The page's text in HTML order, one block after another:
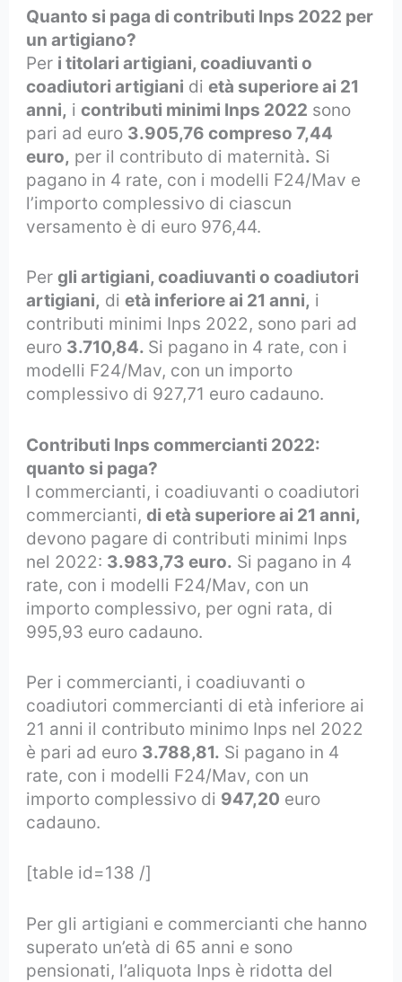
Quanto si paga di contributi Inps 2022 per
un artigiano?
Per i titolari artigiani, coadiuvanti o
coadiutori artigiani dietà superiore ai 21
anni, icontributi minimi Inps 2022 sono
pari ad euro 3.905,76 compreso 7,44
euro, per il contributo di maternità. Si
pagano in 4 rate, con i modelli F24/Mav e
l’importo complessivo di ciascun
versamento è di euro 976,44.
Pergli artigiani, coadiuvanti o coadiutori
artigiani, dietà inferiore ai 21 anni, i
contributi minimi Inps 2022, sono pari ad
euro 3.710,84. Si pagano in 4 rate, con i
modelli F24/Mav, con un importo
complessivo di 927,71 euro cadauno.
Contributi Inps commercianti 2022:
quanto si paga?
I commercianti, i coadiuvanti o coadiutori
commercianti,di età superiore ai 21 anni,
devono pagare di contributi minimi Inps
nel 2022: 3.983,73 euro. Si pagano in 4
rate, con i modelli F24/Mav, con un
importo complessivo, per ogni rata, di
995,93 euro cadauno.
Per i commercianti, i coadiuvanti o
coadiutori commercianti di età inferiore ai
21 anni il contributo minimo Inps nel 2022
è pari ad euro 3.788,81. Si pagano in 4
rate, con i modelli F24/Mav, con un
importo complessivo di 947,20 euro
cadauno.
[table id=138 /]
Per gli artigiani e commercianti che hanno
superato un’età di 65 anni e sono
pensionati, l’aliquota Inps è ridotta del